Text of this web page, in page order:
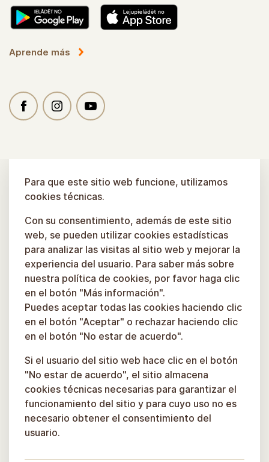
Aprende más
Para que este sitio web funcione, utilizamos
cookies técnicas.
Con su consentimiento, además de este sitio
web, se pueden utilizar cookies estadísticas
para analizar las visitas al sitio web y mejorar la
experiencia del usuario. Para saber más sobre
nuestra política de cookies, por favor haga clic
en el botón "Más información".
Puedes aceptar todas las cookies haciendo clic
en el botón "Aceptar" o rechazar haciendo clic
en el botón "No estar de acuerdo".
Si el usuario del sitio web hace clic en el botón
"No estar de acuerdo", el sitio almacena
cookies técnicas necesarias para garantizar el
funcionamiento del sitio y para cuyo uso no es
necesario obtener el consentimiento del
usuario.